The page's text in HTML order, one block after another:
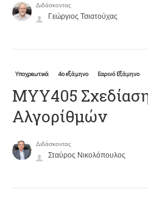
Διδάσκοντας
Γεώργιος Τσιατούχας
Υποχρεωτικά 4ο εξάμηνο Εαρινό Εξάμηνο
ΜΥΥ405
Αλγορίθμών
Διδάσκοντας
Σταύρος Νικολόπουλος